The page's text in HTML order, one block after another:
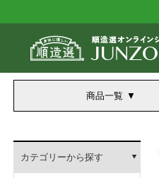
商品一覧
カテゴリーから探す